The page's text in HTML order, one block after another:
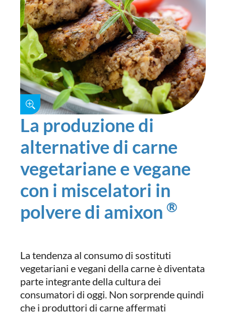
La produzione di
alternative di carne
vegetariane e vegane
con i miscelatori in
polvere di amixon ®
La tendenza al consumo di sostituti
vegetariani e vegani della carne è diventata
parte integrante della cultura dei
consumatori di oggi. Non sorprende quindi
che i produttori di carne affermati